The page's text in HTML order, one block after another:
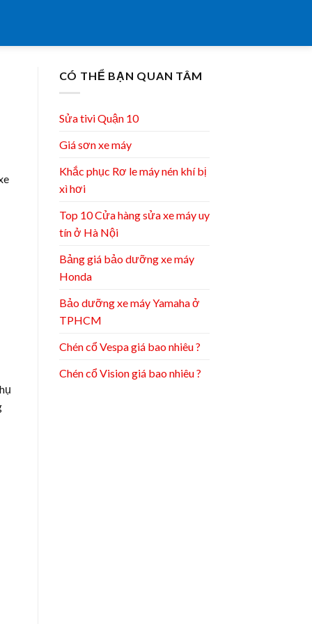
CÓ THỂ BẠN QUAN TÂM
Sửa tivi Quận 10
Giá sơn xe máy
Khắc phục Rơ le máy nén khí bị
xì hơi
Top 10 Cửa hàng sửa xe máy uy
tín ở Hà Nội
Bảng giá bảo dưỡng xe máy
Honda
Bảo dưỡng xe máy Yamaha ở
TPHCM
Chén cổ Vespa giá bao nhiêu ?
Chén cổ Vision giá bao nhiêu ?